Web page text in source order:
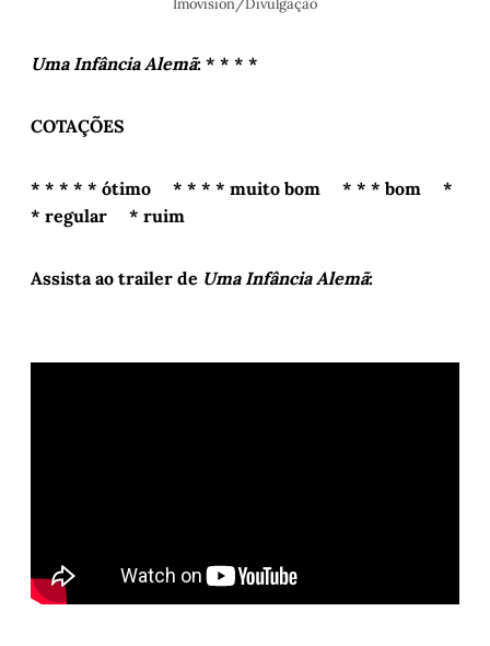
Imovision/Divulgação
Uma Infância Alemã: * * * *
COTAÇÕES
* * * * * ótimo * * * * muito bom * * * bom *
* regular * ruim
Assista ao trailer de Uma Infância Alemã: